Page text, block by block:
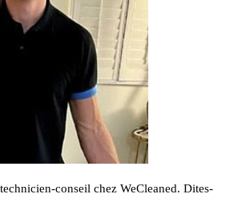
conseil chez WeCleaned. Dites-